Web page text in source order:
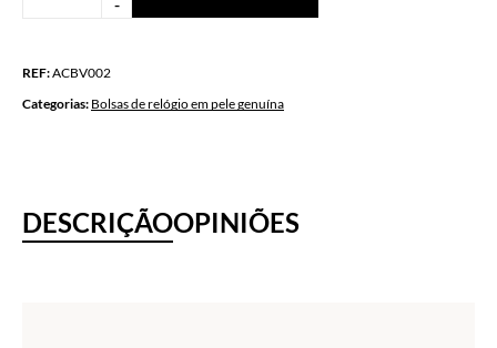
REF:ACBV002
Categorias: Bolsas de relógio em pele genuína
DESCRIÇÃOOPINIÕES